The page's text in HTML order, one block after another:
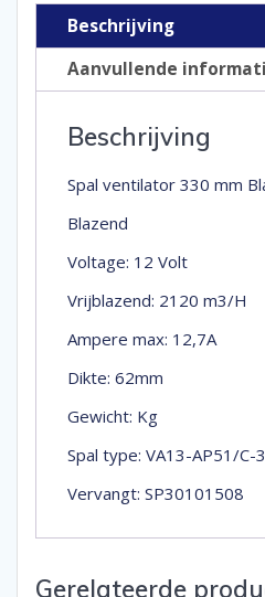
Beschrijving
Aanvullende
Beschrijving
Spal ventilator 330 mm
Blazend
Voltage: 12 Volt
Vrijblazend: 2120 m3/H
Ampere max: 12,7A
Dikte: 62mm
Gewicht: Kg
Spal type: VA13-AP51/C-
Vervangt: SP30101508
Gerelateerde